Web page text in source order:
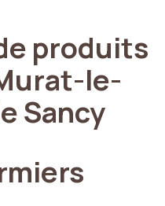
produits
le-
Sancy